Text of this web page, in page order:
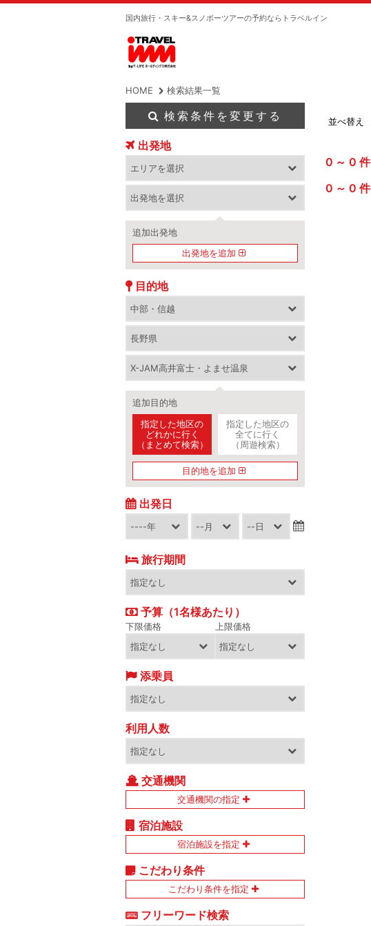
国内旅行・スキー&スノボーツアーの予約ならトラベルイン
HOME 検索結果一覧
並べ替え
0 0 件
0 0 件
検索条件を変更する
出発地
追加出発地
出発地を追加
目的地
追加目的地
指定した地区の
どれかに行く
（まとめて検索）
指定した地区の
全てに行く
（周遊検索）
目的地を追加
出発日
旅行期間
予算（1名様あたり）
下限価格 上限価格
添乗員
利用人数
交通機関
交通機関の指定
宿泊施設
宿泊施設を指定
こだわり条件
こだわり条件を指定
フリーワード検索